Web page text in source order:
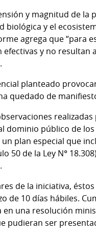
y magnitud de la
biológica y el
agrega que “para
y no resultan
planteado
quedado de
dominio público de
plan especial que
50 de la Ley N°
de la iniciativa,
de 10 días hábiles.
una resolución
pudieran ser